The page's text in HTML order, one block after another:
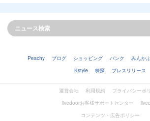
Peachy ブログ ショッピング バンク みんか
Kstyle
株探 プレスリリース
運営会社 利用規約
プライバシーポ
livedoorお客様サポートセンター
コンテンツ・広告ポリシー